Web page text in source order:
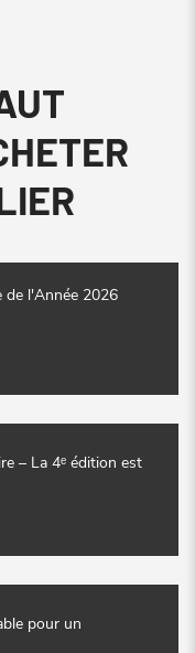
de l'Année 2026
– La 4ᵉ édition est
pour un